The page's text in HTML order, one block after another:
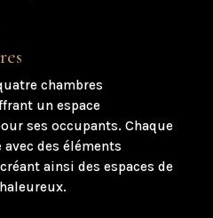
chambres
un espace
ses occupants. Chaque
des éléments
ainsi des espaces de